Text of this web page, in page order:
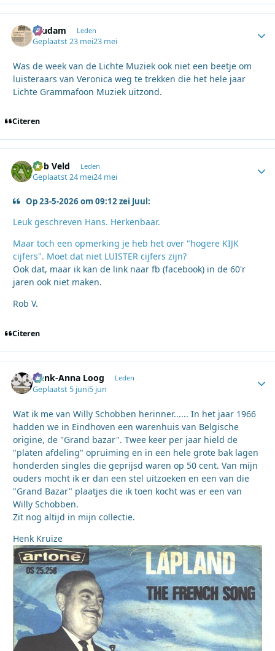
ruudam Leden
Geplaatst23 mei23 mei
Was de week van de Lichte Muziek ook niet een beetje om
luisteraars van Veronica weg te trekken die het hele jaar
Lichte Grammafoon Muziek uitzond.
Citeren
Rob Veld Leden
Geplaatst24 mei24 mei
Op 23-5-2026 om 09:12 zei Juul:
Leuk geschreven Hans. Herkenbaar.
Maar toch een opmerking je heb het over "hogere KIJK
cijfers". Moet dat niet LUISTER cijfers zijn?
Ook dat, maar ik kan de link naar fb (facebook) in de 60'r
jaren ook niet maken.
Rob V.
Citeren
Henk-Anna Loog Leden
Geplaatst 5 juni5 jun
Wat ik me van Willy Schobben herinner...... In het jaar 1966
hadden we in Eindhoven een warenhuis van Belgische
origine, de "Grand bazar". Twee keer per jaar hield de
"platen afdeling" opruiming en in een hele grote bak lagen
honderden singles die geprijsd waren op 50 cent. Van mijn
ouders mocht ik er dan een stel uitzoeken en een van die
"Grand Bazar" plaatjes die ik toen kocht was er een van
Willy Schobben.
Zit nog altijd in mijn collectie.
Henk Kruize